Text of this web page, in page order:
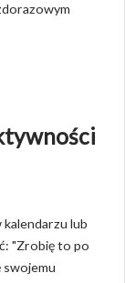
kalendarzu lub
"Zrobię to po
swojemu